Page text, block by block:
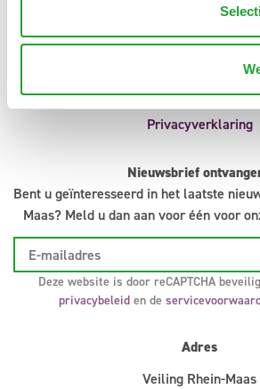
Klokvoorverkoop
Veilingreglement
Privacyverklaring
Nieuwsbrief
Bent u geïnteresseerd in het laatste
Maas? Meld u dan aan voor één voor
Deze website is door reCAPTCHA
privacybeleid en de
Adres
Veiling Rhein-Maas